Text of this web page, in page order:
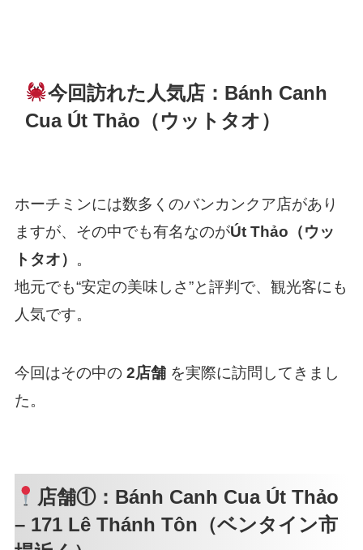
今回訪れた人気店：Bánh Canh
Cua Út Thảo（ウットタオ）
ホーチミンには数多くのバンカンクア店があり
ますが、その中でも有名なのがÚt Thảo（ウッ
トタオ） 。
地元でも“安定の美味しさ”と評判で、観光客にも
人気です。
今回はその中の 2店舗を実際に訪問してきまし
た。
店舗①：Bánh Canh Cua Út Thảo
– 171 Lê Thánh Tôn（ベンタイン市